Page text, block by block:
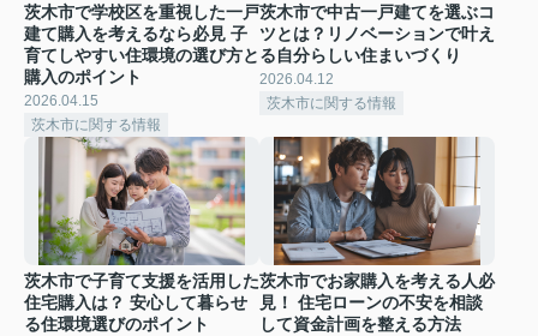
茨木市で学校区を重視した一戸
建て購入を考えるなら必見 子
育てしやすい住環境の選び方と
購入のポイント
2026.04.15
茨木市に関する情報
茨木市で中古一戸建てを選ぶコ
ツとは？リノベーションで叶え
る自分らしい住まいづくり
2026.04.12
茨木市に関する情報
茨木市で子育て支援を活用した
住宅購入は？ 安心して暮らせ
る住環境選びのポイント
茨木市でお家購入を考える人必
見！ 住宅ローンの不安を相談
して資金計画を整える方法